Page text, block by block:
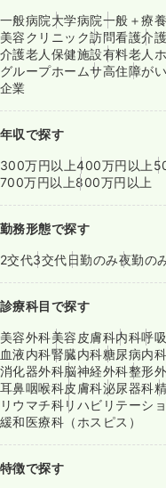
一般病院大学病院一般＋療
美容クリニック訪問看護介
介護老人保健施設有料老人
グループホームサ高住障が
企業
年収で探す
300万円以上400万円以上
700万円以上800万円以上
勤務形態で探す
2交代3交代日勤のみ夜勤の
診療科目で探す
美容外科美容皮膚科内科呼
血液内科腎臓内科糖尿病内
消化器外科脳神経外科整形
耳鼻咽喉科皮膚科泌尿器科
リウマチ科リハビリテーシ
緩和医療科（ホスピス）
特徴で探す